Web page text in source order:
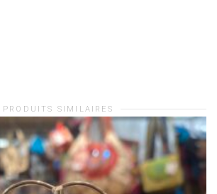
PRODUITS SIMILAIRES